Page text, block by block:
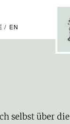
EN
selbst über die